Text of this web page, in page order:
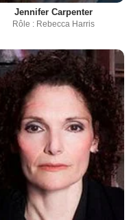
Jennifer Carpenter
Rôle : Rebecca Harris